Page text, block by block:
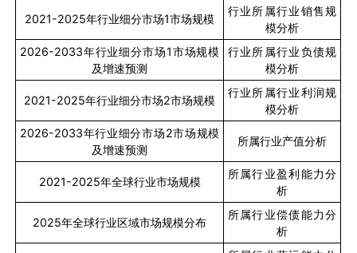
2021-2025年行业细分市场1市场规模
行业所属行业销售规
模分析
2026-2033年行业细分市场1市场规模
及增速预测
行业所属行业负债规
模分析
2021-2025年行业细分市场2市场规模
行业所属行业利润规
模分析
2026-2033年行业细分市场2市场规模
及增速预测
所属行业产值分析
2021-2025年全球行业市场规模
所属行业盈利能力分
析
2025年全球行业区域市场规模分布
所属行业偿债能力分
析